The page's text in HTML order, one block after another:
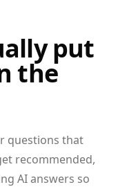
put
the
questions that
recommended,
AI answers so